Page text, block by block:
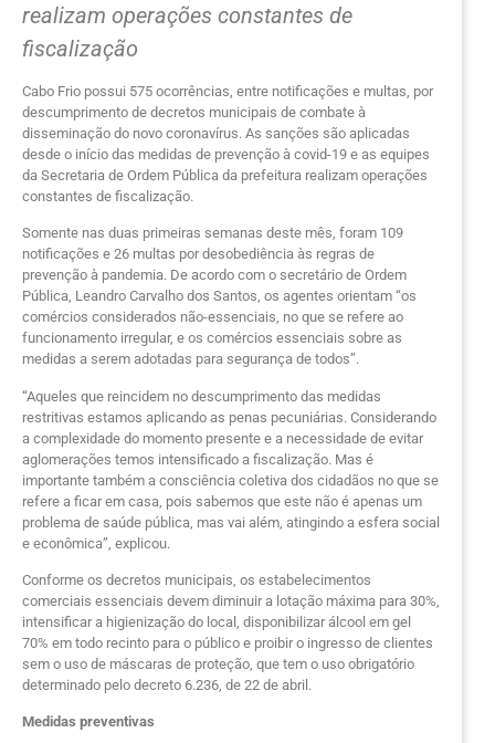
realizam operações constantes de
fiscalização
Cabo Frio possui 575 ocorrências, entre notificações e multas, por
descumprimento de decretos municipais de combate à
disseminação do novo coronavírus. As sanções são aplicadas
desde o início das medidas de prevenção à covid-19 e as equipes
da Secretaria de Ordem Pública da prefeitura realizam operações
constantes de fiscalização.
Somente nas duas primeiras semanas deste mês, foram 109
notificações e 26 multas por desobediência às regras de
prevenção à pandemia. De acordo com o secretário de Ordem
Pública, Leandro Carvalho dos Santos, os agentes orientam “os
comércios considerados não-essenciais, no que se refere ao
funcionamento irregular, e os comércios essenciais sobre as
medidas a serem adotadas para segurança de todos”.
“Aqueles que reincidem no descumprimento das medidas
restritivas estamos aplicando as penas pecuniárias. Considerando
a complexidade do momento presente e a necessidade de evitar
aglomerações temos intensificado a fiscalização. Mas é
importante também a consciência coletiva dos cidadãos no que se
refere a ficar em casa, pois sabemos que este não é apenas um
problema de saúde pública, mas vai além, atingindo a esfera social
e econômica”, explicou.
Conforme os decretos municipais, os estabelecimentos
comerciais essenciais devem diminuir a lotação máxima para 30%,
intensificar a higienização do local, disponibilizar álcool em gel
70% em todo recinto para o público e proibir o ingresso de clientes
sem o uso de máscaras de proteção, que tem o uso obrigatório
determinado pelo decreto 6.236, de 22 de abril.
Medidas preventivas